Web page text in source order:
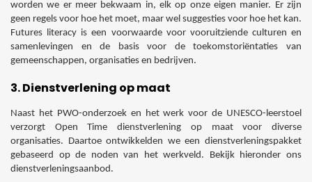
worden we er meer bekwaam in, elk op onze eigen manier. Er zijn
geen regels voor hoe het moet, maar wel suggesties voor hoe het kan.
Futures literacy is een voorwaarde voor vooruitziende culturen en
samenlevingen en de basis voor de toekomstoriëntaties van
gemeenschappen, organisaties en bedrijven.
3. Dienstverlening op maat
Naast het PWO-onderzoek en het werk voor de UNESCO-leerstoel
verzorgt Open Time dienstverlening op maat voor diverse
organisaties. Daartoe ontwikkelden we een dienstverleningspakket
gebaseerd op de noden van het werkveld. Bekijk hieronder ons
dienstverleningsaanbod.